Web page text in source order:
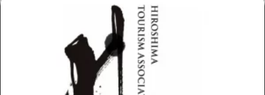
体験型学習プログラム
おすすめモデルコース
産業・体験 観光スポット
お役立ち情報
旅行会社様向け観光素材
観光素材
統計データ
補助金情報
公募入札情報